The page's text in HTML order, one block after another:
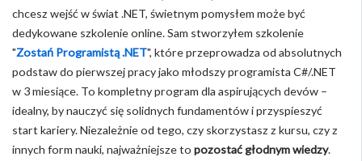
chcesz wejść w świat .NET, świetnym pomysłem może być
dedykowane szkolenie online. Sam stworzyłem szkolenie
"Zostań Programistą .NET", które przeprowadza od absolutnych
podstaw do pierwszej pracy jako młodszy programista C#/.NET
w 3 miesiące. To kompletny program dla aspirujących devów –
idealny, by nauczyć się solidnych fundamentów i przyspieszyć
start kariery. Niezależnie od tego, czy skorzystasz z kursu, czy z
innych form nauki, najważniejsze to pozostać głodnym wiedzy.